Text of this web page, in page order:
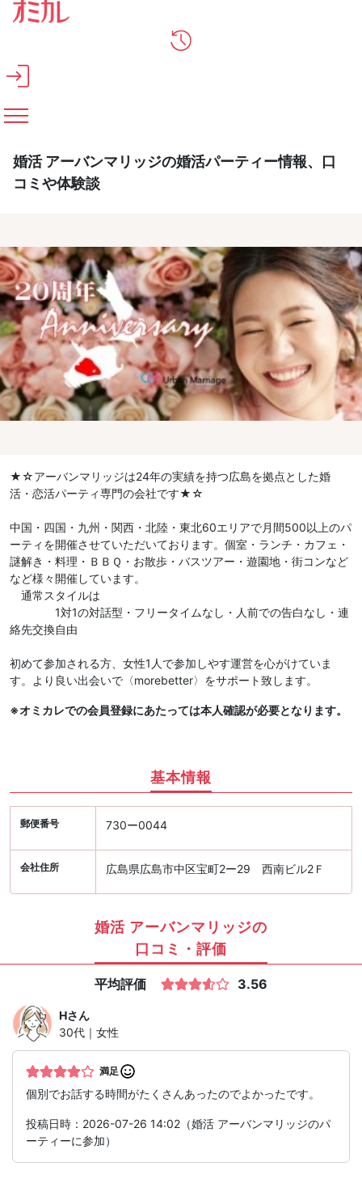
メインコンテンツへスキップ
婚活 アーバンマリッジの婚活パーティー情報、口
コミや体験談
★☆アーバンマリッジは24年の実績を持つ広島を拠点とした婚
活・恋活パーティ専門の会社です★☆
中国・四国・九州・関西・北陸・東北60エリアで月間500以上のパ
ーティを開催させていただいております。個室・ランチ・カフェ・
謎解き・料理・ＢＢＱ・お散歩・バスツアー・遊園地・街コンなど
など様々開催しています。
通常スタイルは
1対1の対話型・フリータイムなし・人前での告白なし・連
絡先交換自由
初めて参加される方、女性1人で参加しやす運営を心がけていま
す。より良い出会いで〈morebetter〉をサポート致します。
※オミカレでの会員登録にあたっては本人確認が必要となります。
基本情報
郵便番号 730ー0044
会社住所 広島県広島市中区宝町2ー29 西南ビル2Ｆ
婚活 アーバンマリッジの
口コミ・評価
平均評価 3.56
Hさん
30代｜女性
満足
個別でお話する時間がたくさんあったのでよかったです。
投稿日時：2026-07-26 14:02（婚活 アーバンマリッジのパ
ーティーに参加）